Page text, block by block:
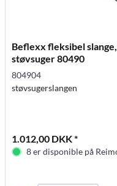
Beflexx fleksibel
støvsuger 80490
804904
støvsugerslangen
1.012,00 DKK *
8 er disponible på